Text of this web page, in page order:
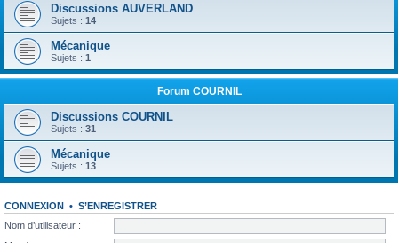
Discussions AUVERLAND
Sujets : 14
Mécanique
Sujets : 1
Forum COURNIL
Discussions COURNIL
Sujets : 31
Mécanique
Sujets : 13
CONNEXION • S’ENREGISTRER
Nom d’utilisateur :